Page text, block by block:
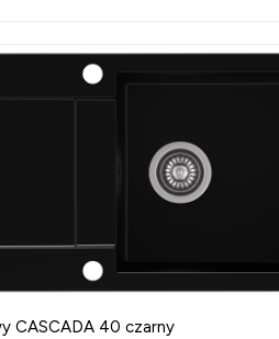
CASCADA 40 czarny